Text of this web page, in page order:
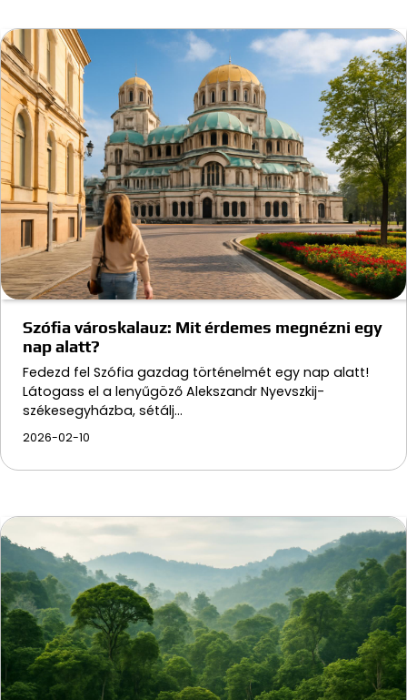
Szófia városkalauz: Mit érdemes megnézni egy
nap alatt?
Fedezd fel Szófia gazdag történelmét egy nap alatt!
Látogass el a lenyűgöző Alekszandr Nyevszkij-
székesegyházba, sétálj…
2026-02-10